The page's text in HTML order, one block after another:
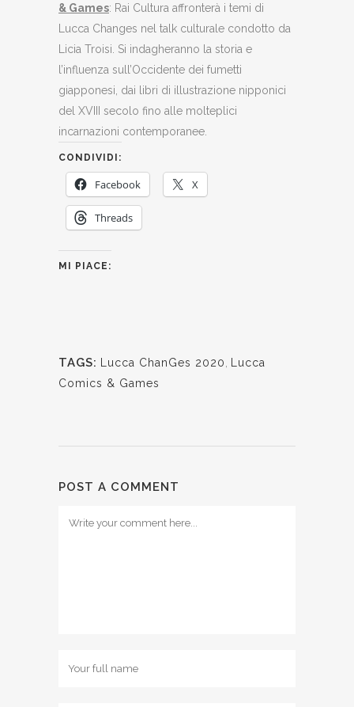
& Games: Rai Cultura affronterà i temi di
Lucca Changes nel talk culturale condotto da
Licia Troisi. Si indagheranno la storia e
l’influenza sull’Occidente dei fumetti
giapponesi, dai libri di illustrazione nipponici
del XVIII secolo fino alle molteplici
incarnazioni contemporanee.
CONDIVIDI:
Facebook X
Threads
MI PIACE:
TAGS: Lucca ChanGes 2020
Lucca
Comics & Games
POST A COMMENT